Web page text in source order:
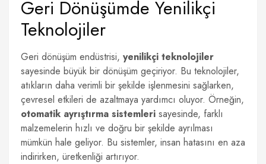
Geri Dönüşümde Yenilikçi
Teknolojiler
Geri dönüşüm endüstrisi, yenilikçi teknolojiler
sayesinde büyük bir dönüşüm geçiriyor. Bu teknolojiler,
atıkların daha verimli bir şekilde işlenmesini sağlarken,
çevresel etkileri de azaltmaya yardımcı oluyor. Örneğin,
otomatik ayrıştırma sistemleri sayesinde, farklı
malzemelerin hızlı ve doğru bir şekilde ayrılması
mümkün hale geliyor. Bu sistemler, insan hatasını en aza
indirirken, üretkenliği artırıyor.